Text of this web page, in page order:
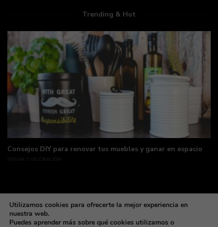
Trending & Hot
Consejos DIY para renovar tus muebles y ganar en espacio
HOGAR Y DECORACIÓN
Utilizamos cookies para ofrecerte la mejor experiencia en
nuestra web.
Puedes aprender más sobre qué cookies utilizamos o